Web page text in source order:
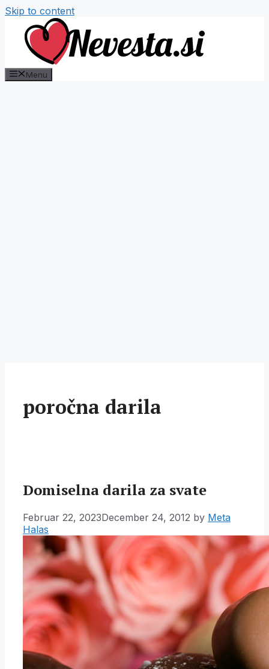
Skip to content
Menu
poročna darila
Domiselna darila za svate
Februar 22, 2023December 24, 2012 by Meta
Halas